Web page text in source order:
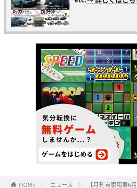
HOME ニュース 【月刊自家用車6